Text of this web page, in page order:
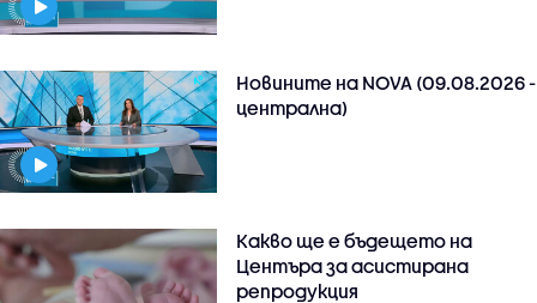
Новините на NOVA (09.08.2026 -
централна)
Какво ще е бъдещето на
Центъра за асистирана
репродукция